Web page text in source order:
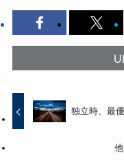
独立時、最